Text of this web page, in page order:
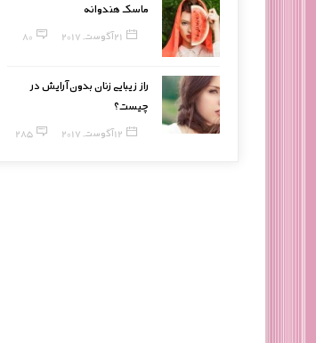
ماسک هندوانه
21 آگوست, 2017 80
راز زیبایی زنان بدون آرایش در
چیست؟
12 آگوست, 2017 285